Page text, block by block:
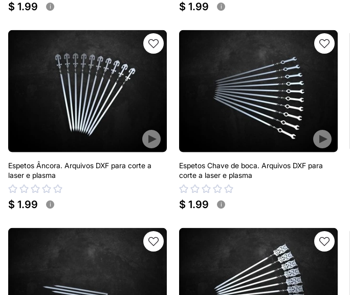
$ 1.99 i $ 1.99 i
Espetos Âncora. Arquivos DXF para corte a
laser e plasma
$ 1.99 i
Espetos Chave de boca. Arquivos DXF para
corte a laser e plasma
$ 1.99 i